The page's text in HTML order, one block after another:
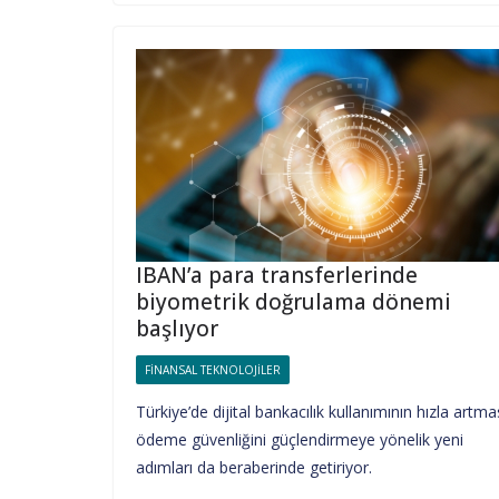
IBAN’a para transferlerinde
biyometrik doğrulama dönemi
başlıyor
FINANSAL TEKNOLOJILER
Türkiye’de dijital bankacılık kullanımının hızla
ödeme güvenliğini güçlendirmeye yönelik yeni
adımları da beraberinde getiriyor.